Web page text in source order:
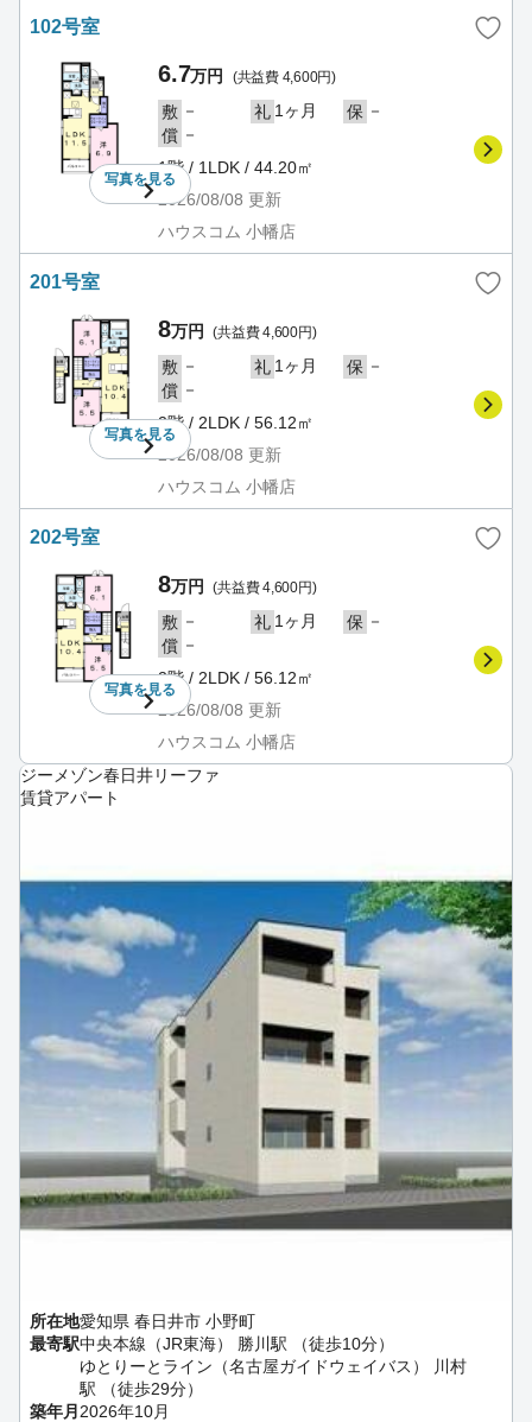
102号室
写真を見る
6.7万円 (共益費 4,600円)
敷 － 礼 1ヶ月 保 －
償 －
1階 / 1LDK / 44.20㎡
2026/08/08 更新
ハウスコム 小幡店
201号室
写真を見る
8万円 (共益費 4,600円)
敷 － 礼 1ヶ月 保 －
償 －
2階 / 2LDK / 56.12㎡
2026/08/08 更新
ハウスコム 小幡店
202号室
写真を見る
8万円 (共益費 4,600円)
敷 － 礼 1ヶ月 保 －
償 －
2階 / 2LDK / 56.12㎡
2026/08/08 更新
ハウスコム 小幡店
ジーメゾン春日井リーファ
賃貸アパート
所在地愛知県 春日井市 小野町
最寄駅中央本線（JR東海） 勝川駅 （徒歩10分）
ゆとりーとライン（名古屋ガイドウェイバス） 川村
駅 （徒歩29分）
築年月2026年10月